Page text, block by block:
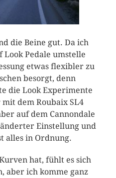
die Beine gut. Da ich
Look Pedale umstelle
etwas flexibler zu
besorgt, denn
die Look Experimente
dem Roubaix SL4
auf dem Cannondale
Einstellung und
alles in Ordnung.
hat, fühlt es sich
aber ich komme ganz